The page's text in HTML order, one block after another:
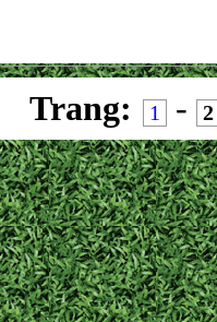
Trang: 1 - 2